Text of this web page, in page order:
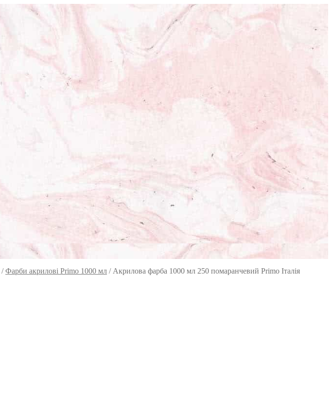
/Фарби акрилові Primo 1000 мл / Акрилова фарба 1000 мл 250 помаранчевий Primo Італія